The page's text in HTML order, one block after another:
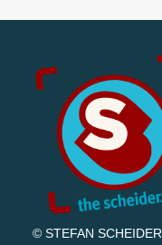
© STEFAN SCHEIDER